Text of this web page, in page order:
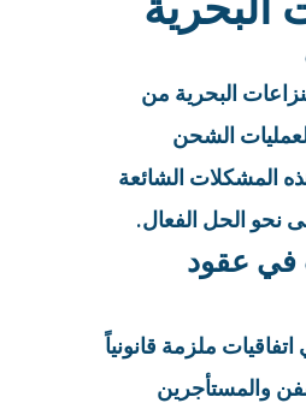
البحرية من
الشحن
المشكلات الشائعة
نحو الحل الفعال.
في عقود
ملزمة قانونياً
والمستأجرين